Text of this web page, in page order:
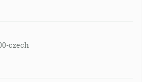
czech